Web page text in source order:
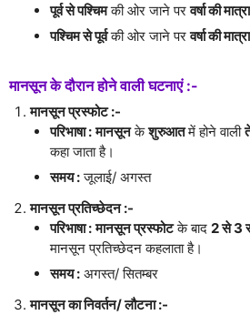
पूर्व से पश्चिमकी ओर जाने परवर्षा की
पश्चिम से पूर्वकी ओर जाने परवर्षा की
मानसून के दौरान होने वाली घटनाएं :-
मानसून प्रस्फोट :-
परिभाषा : मानसूनकेशुरुआतमें होने वाली
कहा जाता है।
समय :जूलाई/ अगस्त
मानसून प्रतिच्छेदन :-
परिभाषा : मानसून प्रस्फोटके बाद 2 से 3
मानसून प्रतिच्छेदन कहलाता है।
समय : अगस्त/ सितम्बर
मानसून का निवर्तन/ लौटना :-